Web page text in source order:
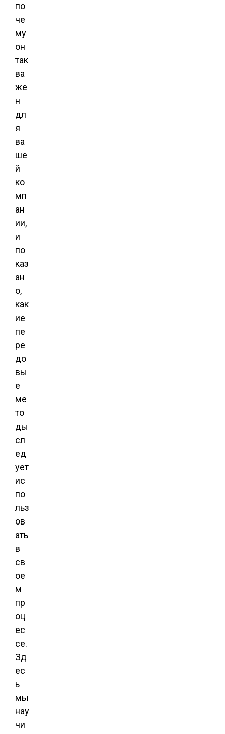
по
че
му
он
так
ва
же
н
дл
я
ва
ше
й
ко
мп
ан
ии,
и
по
каз
ан
о,
как
ие
пе
ре
до
вы
е
ме
то
ды
сл
ед
ует
ис
по
льз
ов
ать
в
св
ое
м
пр
оц
ес
се.
Зд
ес
ь
мы
нау
чи